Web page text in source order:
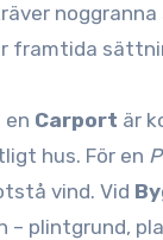
framtida
en Carport är
hus. För en
vind. Vid
plintgrund,